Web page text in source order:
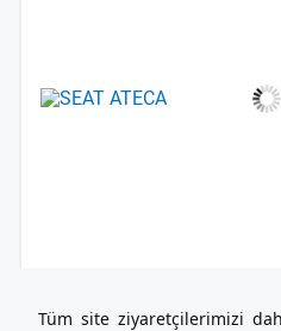
Tüm site ziyaretçilerimizi